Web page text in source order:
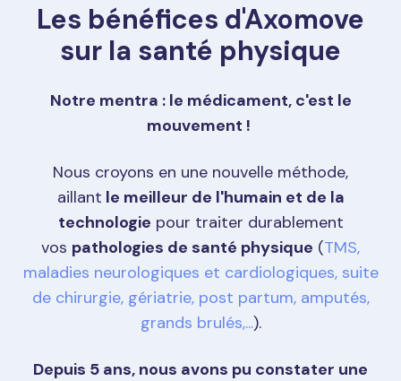
Les bénéfices d'Axomove
sur la santé physique
Notre mentra : le médicament, c'est le
mouvement !
Nous croyons en une nouvelle méthode,
aillant le meilleur de l'humain et de la
technologie pour traiter durablement
vos pathologies de santé physique (TMS,
maladies neurologiques et cardiologiques, suite
de chirurgie, gériatrie, post partum, amputés,
grands brulés,...).
Depuis 5 ans, nous avons pu constater une